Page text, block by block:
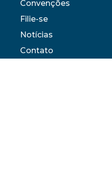
Convenções
Filie-se
Notícias
Contato